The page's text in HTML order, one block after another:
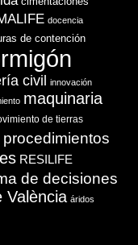
docencia
de contención
civil innovación
maquinaria
de tierras
procedimientos
RESILIFE
de decisiones
València áridos